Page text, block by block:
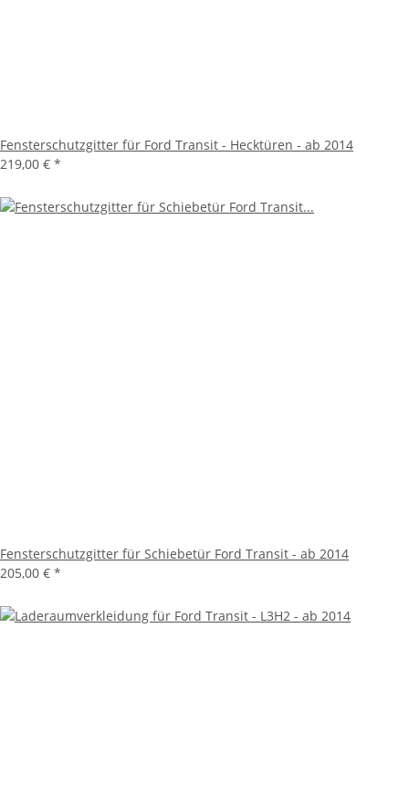
Fensterschutzgitter für Ford Transit - Hecktüren - ab 2014
219,00 € *
Fensterschutzgitter für Schiebetür Ford Transit - ab 2014
205,00 € *